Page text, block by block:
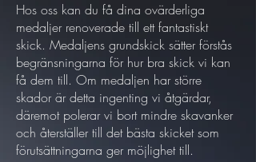
Hos oss kan du få dina ovärderliga
medaljer renoverade till ett fantastiskt
skick. Medaljens grundskick sätter förstås
begränsningarna för hur bra skick vi kan
få dem till. Om medaljen har större
skador är detta ingenting vi åtgärdar,
däremot polerar vi bort mindre skavanker
och återställer till det bästa skicket som
förutsättningarna ger möjlighet till.